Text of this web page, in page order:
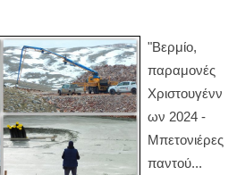
"Βερμίο,
παραμονές
Χριστουγένν
ων 2024 -
Μπετονιέρες
παντού...